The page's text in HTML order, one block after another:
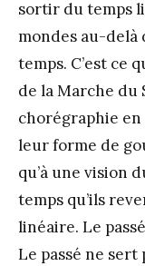
sortir du temps
mondes au-delà
temps. C’est ce
de la Marche du
chorégraphie
leur forme de
qu’à une vision
temps qu’ils
linéaire. Le
Le passé ne